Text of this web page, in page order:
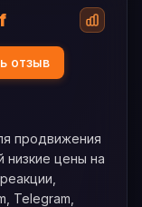
отзыв
продвижения
низкие цены на
Telegram,